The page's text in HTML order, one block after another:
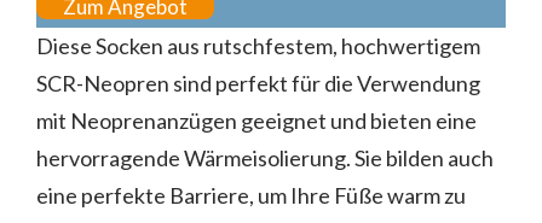
Zum Angebot
Diese Socken aus rutschfestem, hochwertigem
SCR-Neopren sind perfekt für die Verwendung
mit Neoprenanzügen geeignet und bieten eine
hervorragende Wärmeisolierung. Sie bilden auch
eine perfekte Barriere, um Ihre Füße warm zu